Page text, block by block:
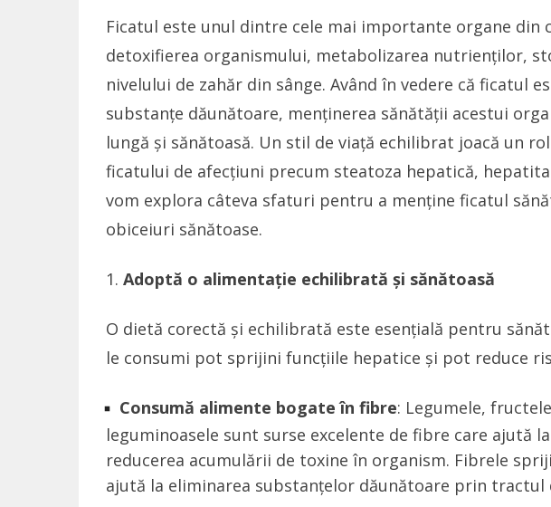
Ficatul este unul dintre cele mai importante organe din
detoxifierea organismului, metabolizarea nutrienților,
nivelului de zahăr din sânge. Având în vedere că ficatul
substanțe dăunătoare, menținerea sănătății acestui
lungă și sănătoasă. Un stil de viață echilibrat joacă un
ficatului de afecțiuni precum steatoza hepatică,
vom explora câteva sfaturi pentru a menține ficatul
obiceiuri sănătoase.
Adoptă o alimentație echilibrată și sănătoasă
O dietă corectă și echilibrată este esențială pentru
le consumi pot sprijini funcțiile hepatice și pot reduce
Consumă alimente bogate în fibre: Legumele,
leguminoasele sunt surse excelente de fibre care ajută
reducerea acumulării de toxine în organism. Fibrele
ajută la eliminarea substanțelor dăunătoare prin tractul